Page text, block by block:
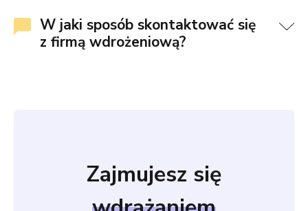
W jaki sposób skontaktować się
z firmą wdrożeniową?
Zajmujesz się